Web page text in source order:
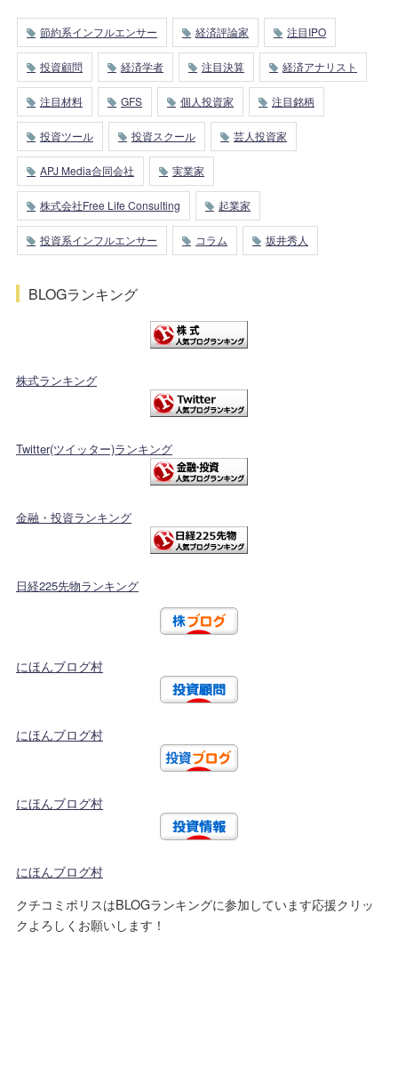
節約系インフルエンサー 経済評論家 注目IPO
投資顧問 経済学者 注目決算 経済アナリスト
注目材料 GFS 個人投資家 注目銘柄
投資ツール 投資スクール 芸人投資家
APJ Media合同会社 実業家
株式会社Free Life Consulting 起業家
投資系インフルエンサー コラム 坂井秀人
BLOGランキング
株式ランキング
Twitter(ツイッター)ランキング
金融・投資ランキング
日経225先物ランキング
にほんブログ村
にほんブログ村
にほんブログ村
にほんブログ村
クチコミポリスはBLOGランキングに参加しています応援クリッ
クよろしくお願いします！